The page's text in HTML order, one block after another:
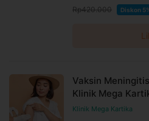
Rp420.000 Diskon
Vaksin
Klinik Mega
Klinik Mega Kartika